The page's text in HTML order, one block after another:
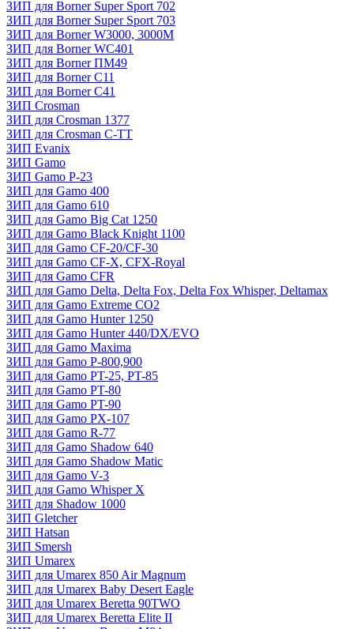
ЗИП для Borner Super Sport 702
ЗИП для Borner Super Sport 703
ЗИП для Borner W3000, 3000М
ЗИП для Borner WC401
ЗИП для Borner ПМ49
ЗИП для Borner С11
ЗИП для Borner С41
ЗИП Crosman
ЗИП для Crosman 1377
ЗИП для Crosman C-TT
ЗИП Evanix
ЗИП Gamo
ЗИП Gamo P-23
ЗИП для Gamo 400
ЗИП для Gamo 610
ЗИП для Gamo Big Cat 1250
ЗИП для Gamo Black Knight 1100
ЗИП для Gamo CF-20/CF-30
ЗИП для Gamo CF-X, CFX-Royal
ЗИП для Gamo CFR
ЗИП для Gamo Delta, Delta Fox, Delta Fox Whisper, Deltamax
ЗИП для Gamo Extreme CO2
ЗИП для Gamo Hunter 1250
ЗИП для Gamo Hunter 440/DX/EVO
ЗИП для Gamo Maxima
ЗИП для Gamo P-800,900
ЗИП для Gamo PT-25, PT-85
ЗИП для Gamo PT-80
ЗИП для Gamo PT-90
ЗИП для Gamo PX-107
ЗИП для Gamo R-77
ЗИП для Gamo Shadow 640
ЗИП для Gamo Shadow Matic
ЗИП для Gamo V-3
ЗИП для Gamo Whisper X
ЗИП для Shadow 1000
ЗИП Gletcher
ЗИП Hatsan
ЗИП Smersh
ЗИП Umarex
ЗИП для Umarex 850 Air Magnum
ЗИП для Umarex Baby Desert Eagle
ЗИП для Umarex Beretta 90TWO
ЗИП для Umarex Beretta Elite II